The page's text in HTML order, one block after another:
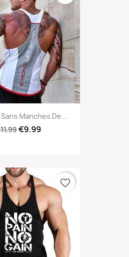
Manches De...
€9.99
favorite_border